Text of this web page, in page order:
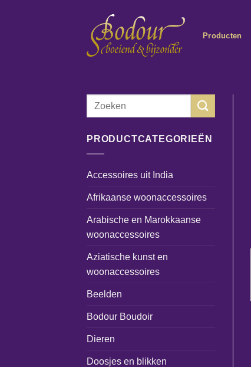
Producten
Zoeken
PRODUCTCATEGORIEËN
Accessoires uit India
Afrikaanse woonaccessoires
Arabische en Marokkaanse
woonaccessoires
Aziatische kunst en
woonaccessoires
Beelden
Bodour Boudoir
Dieren
Doosjes en blikken